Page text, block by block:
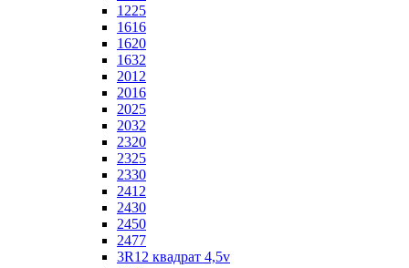
1225
1616
1620
1632
2012
2016
2025
2032
2320
2325
2330
2412
2430
2450
2477
3R12 квадрат 4,5v